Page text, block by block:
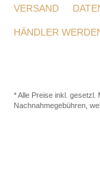
VERSAND
HÄNDLER
* Alle Preise inkl. gesetzl.
Nachnahmegebühren,